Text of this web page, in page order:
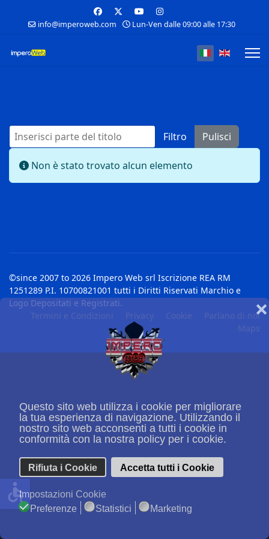
Questo sito web utilizza i cookie per migliorare
la tua esperienza di navigazione. Utilizzando il
nostro sito web acconsenti a tutti i cookie in
conformità con la nostra policy per i cookie.
Rifiuta i Cookie Accetta tutti i Cookie
❌
Impostazioni Cookie
Preferenze
Statistici Marketing
info@imperoweb.com Lun-Ven dalle 09:00 alle 17:30
Seleziona la
Inserisci parte del titolo Filtro
Pulisci
Visualizza #
Info
Non è stato trovato alcun elemento
©since 2007 to 2026 Impero Web srl Iscrizione REA RM
1251289 P.I. 10700821001 tutti i Diritti Riservati Marchio e
Logo Depositati e Registrati.
Termini e Condizioni
Privacy Cookie
Parlano di noi
Maps
accessible